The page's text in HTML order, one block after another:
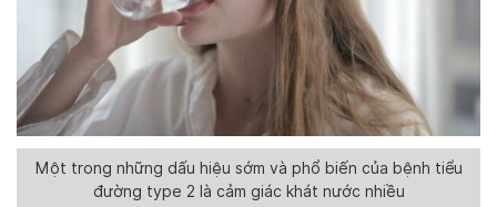
Một trong những dấu hiệu sớm và phổ biến của bệnh tiểu
đường type 2 là cảm giác khát nước nhiều